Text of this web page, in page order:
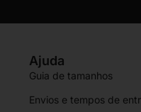
Ajuda
Guia de tamanhos
Envios e tempos de